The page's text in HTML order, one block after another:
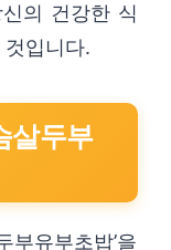
의 건강한 식
입니다.
살두부
부유부초밥’을